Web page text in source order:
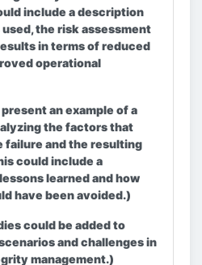
include a description
the risk assessment
in terms of reduced
operational
an example of a
the factors that
and the resulting
could include a
learned and how
have been avoided.)
could be added to
and challenges in
management.)